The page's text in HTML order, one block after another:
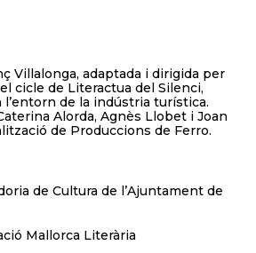
Villalonga, adaptada i dirigida per
cicle de Literactua del Silenci,
l’entorn de la indústria turística.
Alorda, Agnès Llobet i Joan
de Produccions de Ferro.
de Cultura de l’Ajuntament de
Mallorca Literària